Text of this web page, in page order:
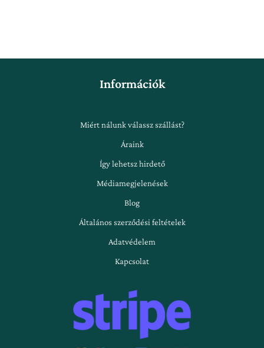
Információk
Miért nálunk válassz szállást?
Áraink
Így lehetsz hirdető
Médiamegjelenések
Blog
Általános szerződési feltételek
Adatvédelem
Kapcsolat